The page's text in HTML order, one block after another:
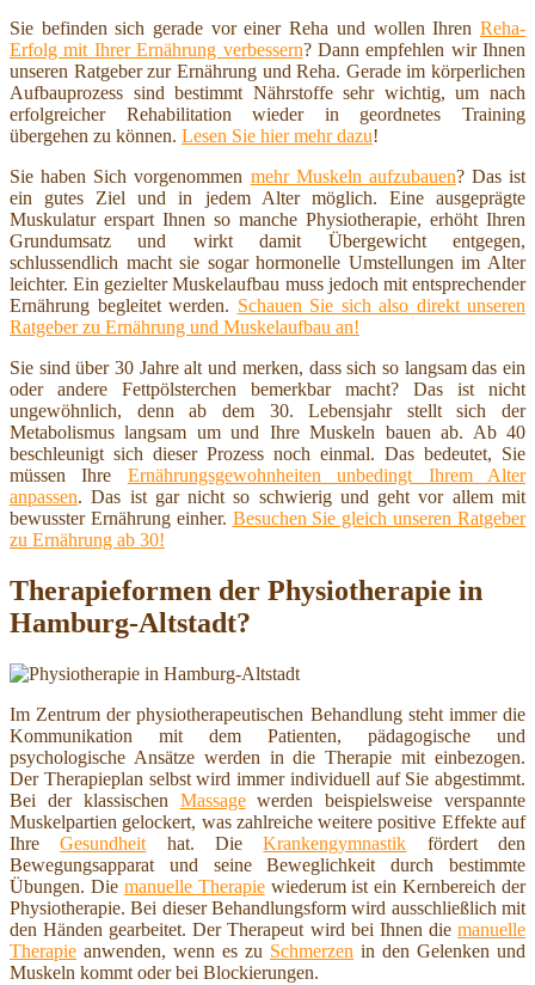
Sie befinden sich gerade vor einer Reha und wollen Ihren Reha-
Erfolg mit Ihrer Ernährung verbessern? Dann empfehlen wir Ihnen
unseren Ratgeber zur Ernährung und Reha. Gerade im körperlichen
Aufbauprozess sind bestimmt Nährstoffe sehr wichtig, um nach
erfolgreicher Rehabilitation wieder in geordnetes Training
übergehen zu können. Lesen Sie hier mehr dazu!
Sie haben Sich vorgenommen mehr Muskeln aufzubauen? Das ist
ein gutes Ziel und in jedem Alter möglich. Eine ausgeprägte
Muskulatur erspart Ihnen so manche Physiotherapie, erhöht Ihren
Grundumsatz und wirkt damit Übergewicht entgegen,
schlussendlich macht sie sogar hormonelle Umstellungen im Alter
leichter. Ein gezielter Muskelaufbau muss jedoch mit entsprechender
Ernährung begleitet werden. Schauen Sie sich also direkt unseren
Ratgeber zu Ernährung und Muskelaufbau an!
Sie sind über 30 Jahre alt und merken, dass sich so langsam das ein
oder andere Fettpölsterchen bemerkbar macht? Das ist nicht
ungewöhnlich, denn ab dem 30. Lebensjahr stellt sich der
Metabolismus langsam um und Ihre Muskeln bauen ab. Ab 40
beschleunigt sich dieser Prozess noch einmal. Das bedeutet, Sie
müssen Ihre Ernährungsgewohnheiten unbedingt Ihrem Alter
anpassen. Das ist gar nicht so schwierig und geht vor allem mit
bewusster Ernährung einher. Besuchen Sie gleich unseren Ratgeber
zu Ernährung ab 30!
Therapieformen der Physiotherapie in
Hamburg-Altstadt?
Im Zentrum der physiotherapeutischen Behandlung steht immer die
Kommunikation mit dem Patienten, pädagogische und
psychologische Ansätze werden in die Therapie mit einbezogen.
Der Therapieplan selbst wird immer individuell auf Sie abgestimmt.
Bei der klassischen Massagewerden beispielsweise verspannte
Muskelpartien gelockert, was zahlreiche weitere positive Effekte auf
IhreGesundheit hat. DieKrankengymnastik fördert den
Bewegungsapparat und seine Beweglichkeit durch bestimmte
Übungen. Die manuelle Therapiewiederum ist ein Kernbereich der
Physiotherapie. Bei dieser Behandlungsform wird ausschließlich mit
den Händen gearbeitet. Der Therapeut wird bei Ihnen die manuelle
Therapie anwenden, wenn es zu Schmerzen in den Gelenken und
Muskeln kommt oder bei Blockierungen.